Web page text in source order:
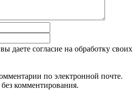
даете согласие на обработку своих
по электронной почте.
без комментирования.